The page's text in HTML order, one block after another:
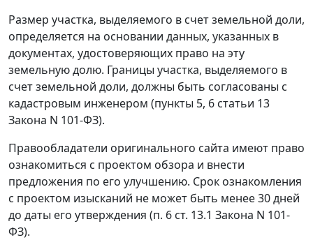
Размер участка, выделяемого в счет земельной доли,
определяется на основании данных, указанных в
документах, удостоверяющих право на эту
земельную долю. Границы участка, выделяемого в
счет земельной доли, должны быть согласованы с
кадастровым инженером (пункты 5, 6 статьи 13
Закона N 101-ФЗ).
Правообладатели оригинального сайта имеют право
ознакомиться с проектом обзора и внести
предложения по его улучшению. Срок ознакомления
с проектом изысканий не может быть менее 30 дней
до даты его утверждения (п. 6 ст. 13.1 Закона N 101-
ФЗ).